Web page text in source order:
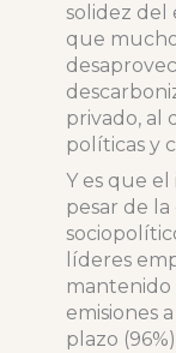
solidez del
que
privado, al
políticas y
Y es que
pesar de
líderes
mantenido
emisiones
plazo